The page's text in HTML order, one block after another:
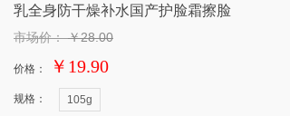
乳全身防干燥补水国产护脸霜擦脸
市场价： ￥28.00
价格： ￥19.90
规格： 105g